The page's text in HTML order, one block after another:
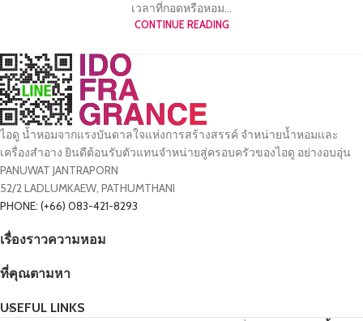
เวลาที่กอดหรือหอม...
CONTINUE READING
ไอดู น้ำหอมจากแรงบันดาลใจแห่งการสร้างสรรค์ จำหน่ายน้ำหอมและ
เครื่องสำอาง ยินดีต้อนรับตัวแทนจำหน่ายสู่ครอบครัวของไอดู อย่างอบอุ่น
PANUWAT JANTRAPORN
52/2 LADLUMKAEW, PATHUMTHANI
PHONE: (+66) 083-421-8293
เรื่องราวความหอม
ที่คุณตามหา
USEFUL LINKS